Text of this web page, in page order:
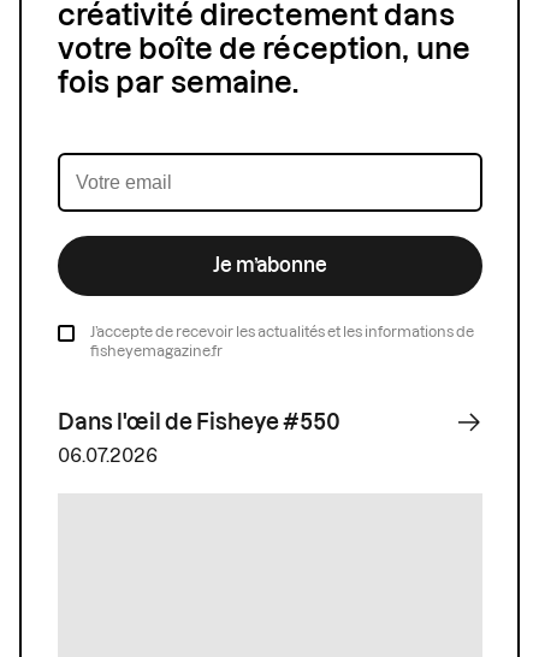
créativité directement dans
votre boîte de réception, une
fois par semaine.
Je m’abonne
J’accepte de recevoir les actualités et les informations de
fisheyemagazine.fr
Dans l'œil de Fisheye #550
06.07.2026